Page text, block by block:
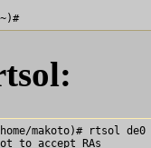
makoto)# rtsol de0